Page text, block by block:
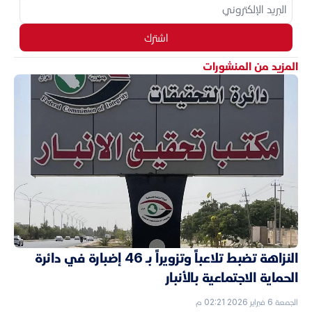
اشترك
المزيد من المنشورات
النزاهة تضبط تلاعباً وتزويراً بـ 46 إضبارة في دائرة
الحماية الاجتماعية بالأنبار
الجمعة 6 فبراير 2026 02:21 م